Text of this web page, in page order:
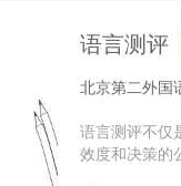
语言测评
北京第二外国
语言测评不仅
效度和决策的